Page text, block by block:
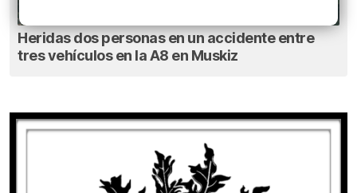
Heridas dos personas en un accidente entre
tres vehículos en la A8 en Muskiz